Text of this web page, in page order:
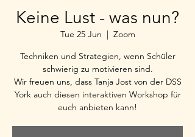
Keine Lust - was nun?
Tue 25 Jun
  |
Zoom
Techniken und Strategien, wenn Schüler
schwierig zu motivieren sind.
Wir freuen uns, dass Tanja Jost von der DSS
York auch diesen interaktiven Workshop für
euch anbieten kann!